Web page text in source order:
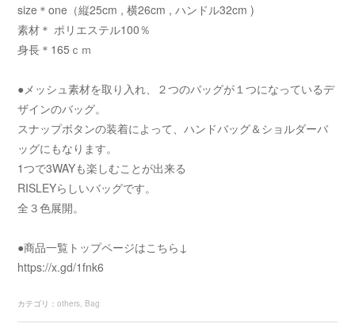
size＊one（縦25cm , 横26cm , ハンドル32cm )
素材＊ ポリエステル100％
身長＊165ｃｍ
●メッシュ素材を取り入れ、２つのバッグが１つになっているデ
ザインのバッグ。
スナップボタンの装着によって、ハンドバッグ＆ショルダーバ
ッグにもなります。
1つで3WAYも楽しむことが出来る
RISLEYらしいバッグです。
全３色展開。
●商品一覧トップページはこちら↓
https://x.gd/1fnk6
カテゴリ ：others Bag